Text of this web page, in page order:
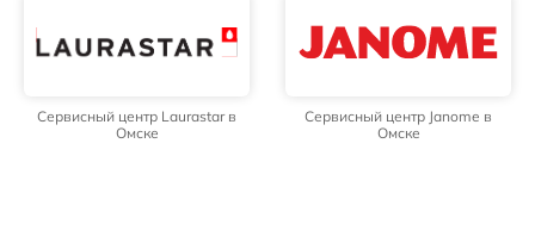
Сервисный центр Laurastar в
Омске
Сервисный центр Janome в
Омске